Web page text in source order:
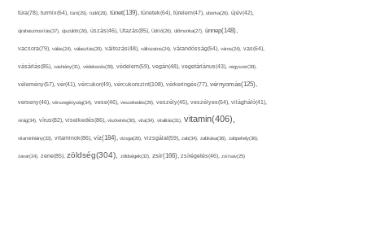
túra(78), turmix(64), túró(29), tüdő(28), tünet(139), tünetek(64), türelem(47), uborka(26), újév(42),
újrahasznosítás(37), újszülött(26), úszás(46), Utazás(85), Üdítő(26), ülőmunka(27), ünnep(148),
vacsora(79), válás(24), választás(29), változás(48), változatos(24), várandósság(54), város(24), vas(64),
vásárlás(85), vashiány(31), védekezés(28), védelem(59), vegán(48), vegetáriánus(43), vegyszer(28),
vélemény(57), vér(41), vércukor(49), vércukorszint(108), vérkeringés(77), vérnyomás(125),
verseny(46), vérszegénység(34), vese(46), veszekedés(29), veszély(45), veszélyes(54), világháló(41),
virág(34), vírus(82), viselkedés(86), viszketés(30), vita(34), vitalitás(31), vitamin(406),
vitaminhiány(33), vitaminok(86), víz(184), vizsga(26), vizsgálat(59), zab(34), zabkása(36), zabpehely(36),
zavar(24), zene(85), zöldség(304), zöldségek(32), zsír(166), zsírégetés(46), zsírsav(25)